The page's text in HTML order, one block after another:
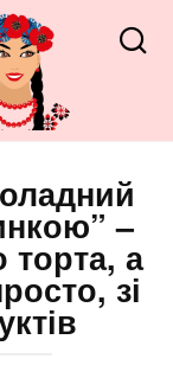
–
торта, а
зі